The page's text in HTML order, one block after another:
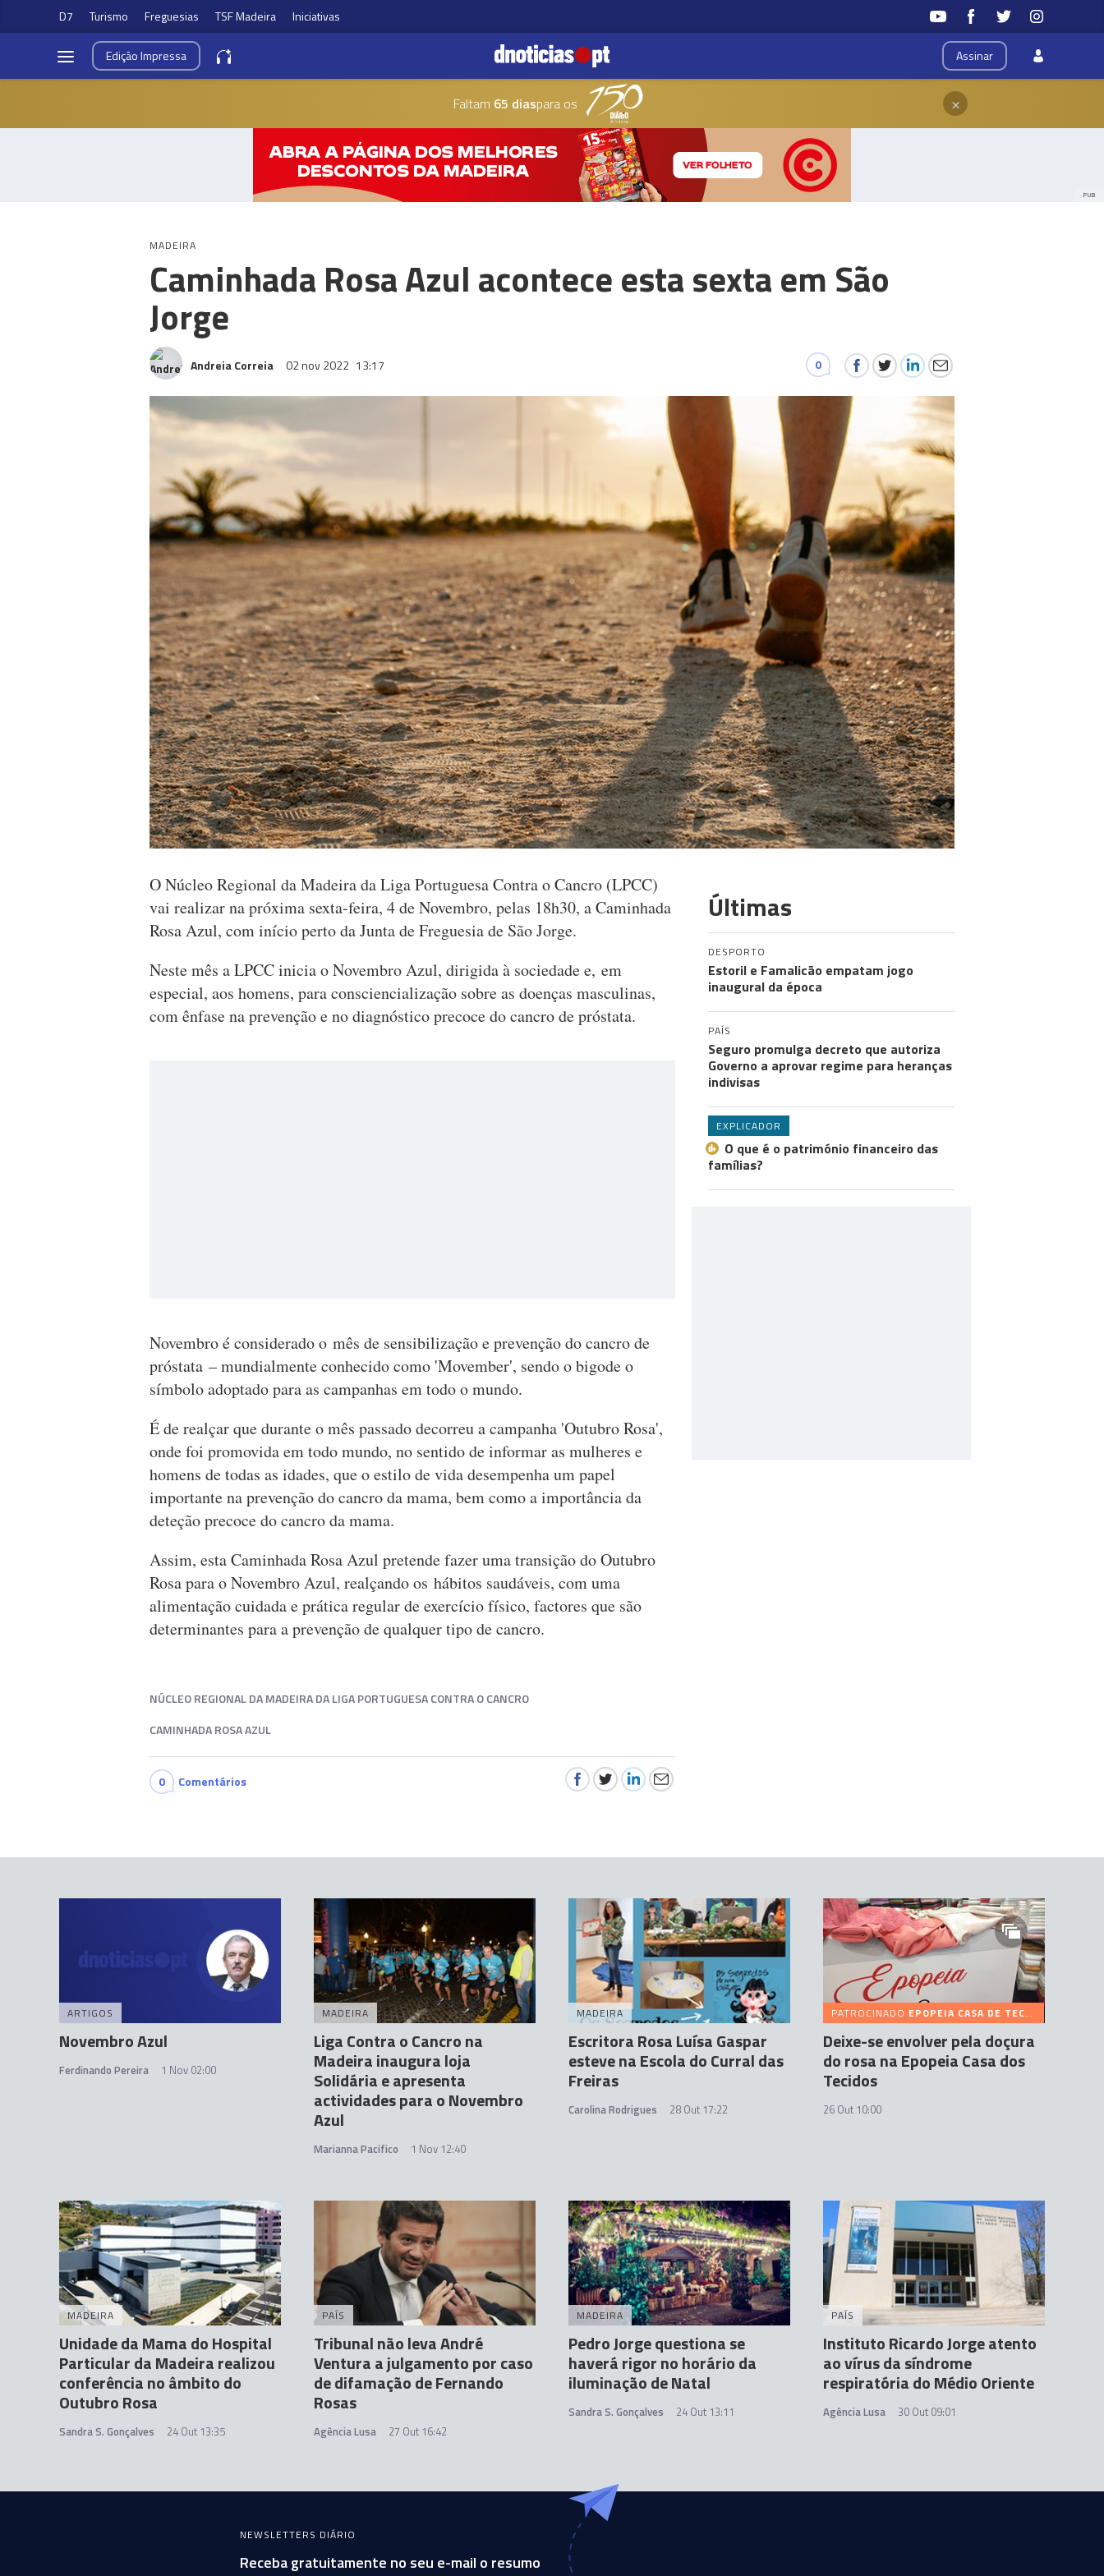
D7 Turismo Freguesias TSF Madeira Iniciativas
Assinar
EdiçãoImpressa
Faltam 65 diaspara os ×
PUB
MADEIRA
Caminhada Rosa Azul acontece esta sexta em São
Jorge
Andreia Correia 02 nov 2022 13:17 0
O Núcleo Regional da Madeira da Liga Portuguesa Contra o Cancro (LPCC)
vai realizar na próxima sexta-feira, 4 de Novembro, pelas 18h30, a Caminhada
Rosa Azul, com início perto da Junta de Freguesia de São Jorge.
Neste mês a LPCC inicia o Novembro Azul, dirigida à sociedade e, em
especial, aos homens, para consciencialização sobre as doenças masculinas,
com ênfase na prevenção e no diagnóstico precoce do cancro de próstata.
Novembro é considerado o mês de sensibilização e prevenção do cancro de
próstata – mundialmente conhecido como 'Movember', sendo o bigode o
símbolo adoptado para as campanhas em todo o mundo.
É de realçar que durante o mês passado decorreu a campanha 'Outubro Rosa',
onde foi promovida em todo mundo, no sentido de informar as mulheres e
homens de todas as idades, que o estilo de vida desempenha um papel
importante na prevenção do cancro da mama, bem como a importância da
deteção precoce do cancro da mama.
Assim, esta Caminhada Rosa Azul pretende fazer uma transição do Outubro
Rosa para o Novembro Azul, realçando os hábitos saudáveis, com uma
alimentação cuidada e prática regular de exercício físico, factores que são
determinantes para a prevenção de qualquer tipo de cancro.
NÚCLEO REGIONAL DA MADEIRA DA LIGA PORTUGUESA CONTRA O CANCRO
CAMINHADA ROSA AZUL
0 Comentários
Últimas
DESPORTO
Estoril e Famalicão empatam jogo
inaugural da época
PAÍS
Seguro promulga decreto que autoriza
Governo a aprovar regime para heranças
indivisas
EXPLICADOR
O que é o património financeiro das
famílias?
ARTIGOS
Novembro Azul
Ferdinando Pereira 1 Nov 02:00
MADEIRA
Liga Contra o Cancro na
Madeira inaugura loja
Solidária e apresenta
actividades para o Novembro
Azul
Marianna Pacifico 1 Nov 12:40
MADEIRA
Escritora Rosa Luísa Gaspar
esteve na Escola do Curral das
Freiras
Carolina Rodrigues 28 Out 17:22
PATROCINADO EPOPEIA CASA DE TECIDOS
Deixe-se envolver pela doçura
do rosa na Epopeia Casa dos
Tecidos
26 Out 10:00
MADEIRA
Unidade da Mama do Hospital
Particular da Madeira realizou
conferência no âmbito do
Outubro Rosa
Sandra S. Gonçalves 24 Out 13:35
PAÍS
Tribunal não leva André
Ventura a julgamento por caso
de difamação de Fernando
Rosas
Agência Lusa 27 Out 16:42
MADEIRA
Pedro Jorge questiona se
haverá rigor no horário da
iluminação de Natal
Sandra S. Gonçalves 24 Out 13:11
PAÍS
Instituto Ricardo Jorge atento
ao vírus da síndrome
respiratória do Médio Oriente
Agência Lusa 30 Out 09:01
NEWSLETTERS DIÁRIO
Receba gratuitamente no seu e-mail o resumo